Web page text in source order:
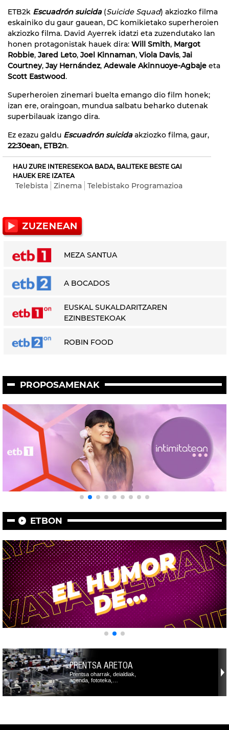
ETB2k Escuadrón suicida(Suicide Squad) akziozko filma
eskainiko du gaur gauean, DC komikietako superheroien
akziozko filma. David Ayerrek idatzi eta zuzendutako lan
honen protagonistak hauek dira: Will Smith, Margot
Robbie, Jared Leto, Joel Kinnaman, Viola Davis, Jai
Courtney, Jay Hernández, Adewale Akinnuoye-Agbaje eta
Scott Eastwood.
Superheroien zinemari buelta emango dio film honek;
izan ere, oraingoan, mundua salbatu beharko dutenak
superbilauak izango dira.
Ez ezazu galdu Escuadrón suicidaakziozko filma, gaur,
22:30ean, ETB2n.
HAU ZURE INTERESEKOA BADA, BALITEKE BESTE GAI
HAUEK ERE IZATEA
Telebista Zinema Telebistako Programazioa
MEZA SANTUA
A BOCADOS
EUSKAL SUKALDARITZAREN
EZINBESTEKOAK
ROBIN FOOD
PROPOSAMENAK
ETBON
PRENTSA ARETOA
Prentsa oharrak, deialdiak,
agenda, fototeka,…